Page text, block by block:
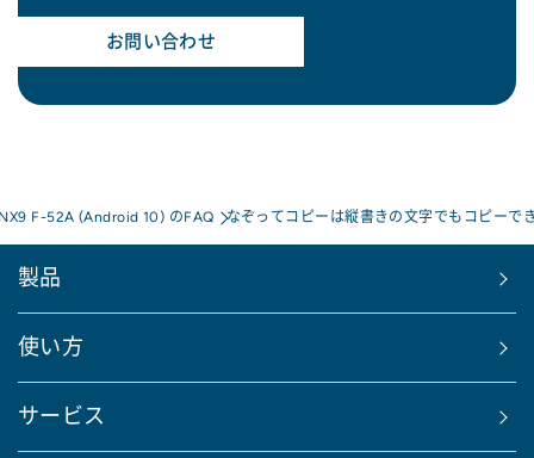
お問い合わせ
F-52A (Android 10) のFAQ なぞってコピーは縦書きの文字でもコピーで
製品
使い方
サービス